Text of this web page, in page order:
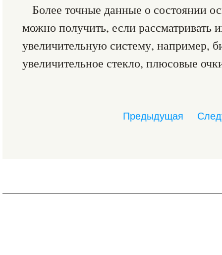
Более точные данные о состоянии
можно получить, если рассматривать
увеличительную систему, например,
увеличительное стекло, плюсовые
Предыдущая